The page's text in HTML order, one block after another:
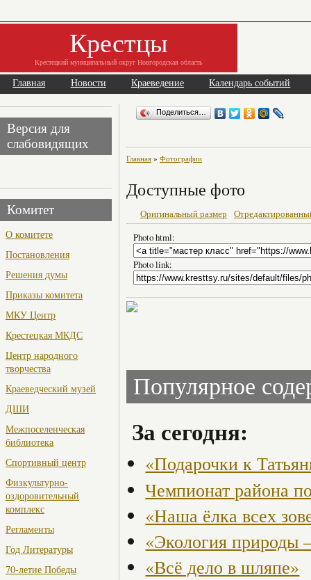
Крестцы
Крестецкий муниципальный округ Новгородская область
Главная Новости Краеведение Календарь событий
Версия для
слабовидящих
Комитет
О комитете
Постановления
Решения думы
Приказы комитета
МКУ Центр
Крестецкая МКДС
Центр народного
творчества
Краеведческий музей
ДШИ
Межпоселенческая
библиотека
Спортивный центр
Физкультурно-
оздоровительный
комплекс
Регламенты
Год Литературы
70-летие Победы
Поделиться…
Главная » Фотографии
Доступные фото
Оригинальный размер
Photo html:
Photo link:
Популярное
За сегодня:
«Подарочки к
Чемпионат района
«Наша ёлка всех
«Экология природы
«Всё дело в шляпе»